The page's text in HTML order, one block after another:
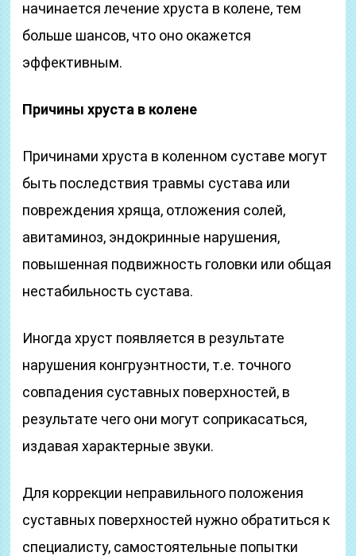
начинается лечение хруста в колене, тем
больше шансов, что оно окажется
эффективным.
Причины хруста в колене
Причинами хруста в коленном суставе могут
быть последствия травмы сустава или
повреждения хряща, отложения солей,
авитаминоз, эндокринные нарушения,
повышенная подвижность головки или общая
нестабильность сустава.
Иногда хруст появляется в результате
нарушения конгруэнтности, т.е. точного
совпадения суставных поверхностей, в
результате чего они могут соприкасаться,
издавая характерные звуки.
Для коррекции неправильного положения
суставных поверхностей нужно обратиться к
специалисту, самостоятельные попытки